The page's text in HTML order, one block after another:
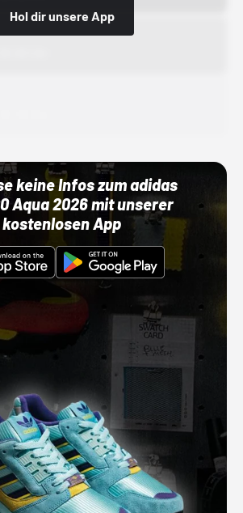
Hol dir unsere App
keine Infos zum adidas
Aqua 2026 mit unserer
kostenlosen App